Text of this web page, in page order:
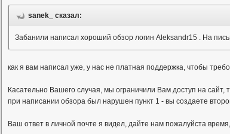
sanek_ сказал:
Забанили написал хороший обзор логин Aleksandr15 . На
как я вам написал уже, у нас не платная поддержка, чтобы
Касательно Вашего случая, мы ограничили Вам доступ на
при написании обзора был нарушен пункт 1 - вы создаете
Ваш ответ в личной почте я видел, дайте нам пожалуйста